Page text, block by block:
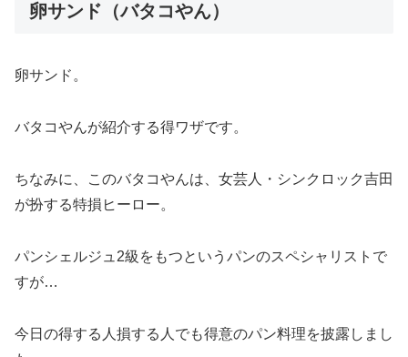
卵サンド（バタコやん）
卵サンド。
バタコやんが紹介する得ワザです。
ちなみに、このバタコやんは、女芸人・シンクロック吉田
が扮する特損ヒーロー。
パンシェルジュ2級をもつというパンのスペシャリストで
すが…
今日の得する人損する人でも得意のパン料理を披露しまし